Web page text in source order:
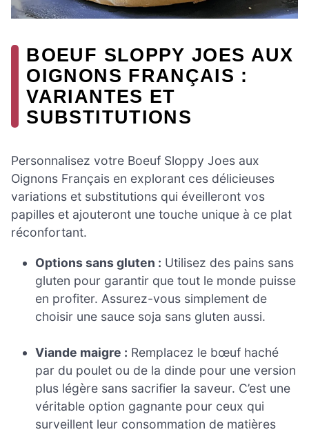
BOEUF SLOPPY JOES AUX
OIGNONS FRANÇAIS :
VARIANTES ET
SUBSTITUTIONS
Personnalisez votre Boeuf Sloppy Joes aux
Oignons Français en explorant ces délicieuses
variations et substitutions qui éveilleront vos
papilles et ajouteront une touche unique à ce plat
réconfortant.
Options sans gluten : Utilisez des pains sans
gluten pour garantir que tout le monde puisse
en profiter. Assurez-vous simplement de
choisir une sauce soja sans gluten aussi.
Viande maigre : Remplacez le bœuf haché
par du poulet ou de la dinde pour une version
plus légère sans sacrifier la saveur. C’est une
véritable option gagnante pour ceux qui
surveillent leur consommation de matières